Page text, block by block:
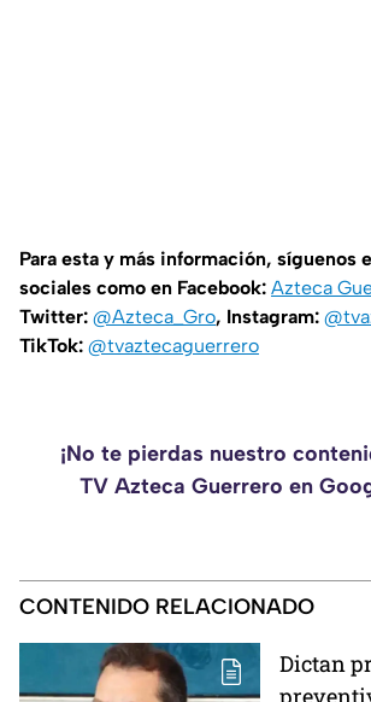
Para esta y más información, síguenos
sociales como en Facebook: Azteca
Twitter: @Azteca_Gro, Instagram:
TikTok: @tvaztecaguerrero
¡No te pierdas nuestro
TV Azteca Guerrero en
CONTENIDO RELACIONADO
Dictan